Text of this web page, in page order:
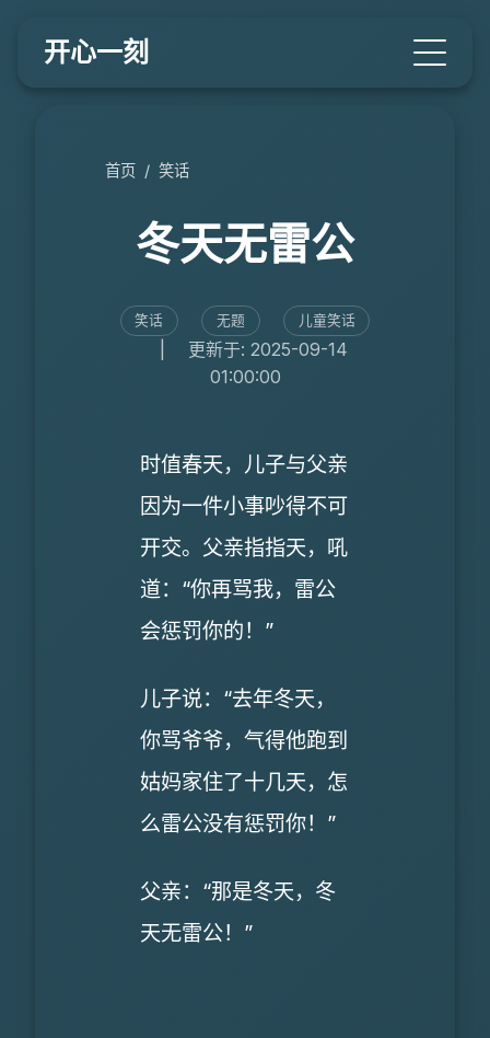
开心一刻
首页 / 笑话
冬天无雷公
笑话 无题 儿童笑话
更新于: 2025-09-14
01:00:00
时值春天，儿子与父亲
因为一件小事吵得不可
开交。父亲指指天，吼
道：“你再骂我，雷公
会惩罚你的！”
儿子说：“去年冬天，
你骂爷爷，气得他跑到
姑妈家住了十几天，怎
么雷公没有惩罚你！”
父亲：“那是冬天，冬
天无雷公！”